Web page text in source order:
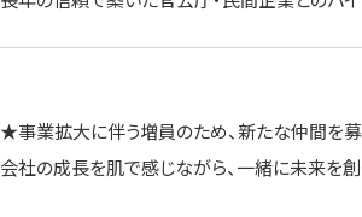
★事業拡大に伴う増員のため、新たな仲間を
会社の成長を肌で感じながら、一緒に未来を創